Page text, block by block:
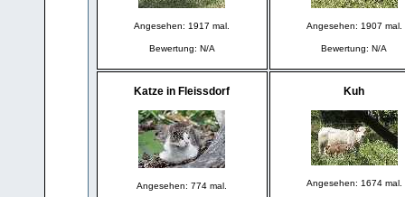
Angesehen: 1917 mal.
Bewertung: N/A
Angesehen: 1907 mal.
Bewertung: N/A
Katze in Fleissdorf
Angesehen: 774 mal.
Kuh
Angesehen: 1674 mal.